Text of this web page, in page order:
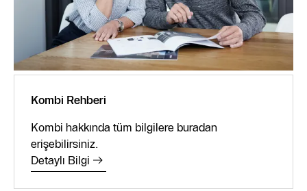
Kombi Rehberi
Kombi hakkında tüm bilgilere buradan
erişebilirsiniz.
Detaylı Bilgi